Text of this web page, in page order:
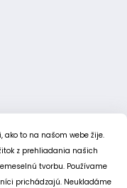
ako to na našom webe žije.
z prehliadania našich
tvorbu. Používame
prichádzajú. Neukladáme